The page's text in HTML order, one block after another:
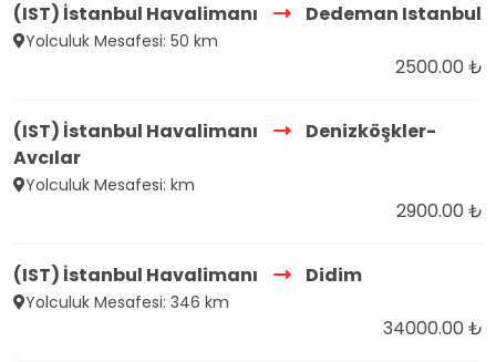
(IST) İstanbul Havalimanı Dedeman Istanbul
Yolculuk Mesafesi: 50 km
2500.00 ₺
(IST) İstanbul Havalimanı
Denizköşkler-
Avcılar
Yolculuk Mesafesi: km
2900.00 ₺
(IST) İstanbul Havalimanı Didim
Yolculuk Mesafesi: 346 km
34000.00 ₺